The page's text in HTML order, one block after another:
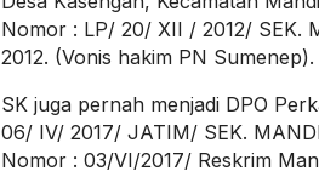
Nomor : LP/ 20/ XII / 2012/ SEK.
2012. (Vonis hakim PN Sumenep).
SK juga pernah menjadi DPO
06/ IV/ 2017/ JATIM/ SEK.
Nomor : 03/VI/2017/ Reskrim